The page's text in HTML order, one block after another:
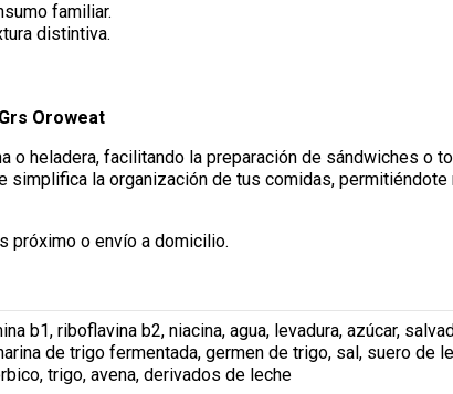
familiar.
distintiva.
Oroweat
o heladera, facilitando la preparación de sándwiches o
simplifica la organización de tus comidas,
próximo o envío a domicilio.
b1, riboflavina b2, niacina, agua, levadura, azúcar,
de trigo fermentada, germen de trigo, sal, suero de
trigo, avena, derivados de leche